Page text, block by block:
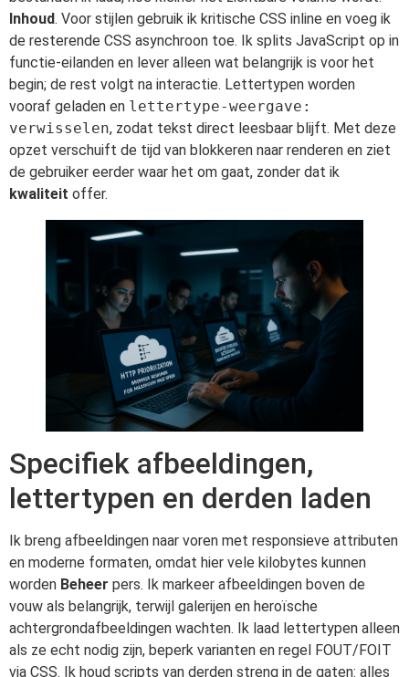
Inhoud. Voor stijlen gebruik ik kritische CSS inline en voeg ik
de resterende CSS asynchroon toe. Ik splits JavaScript op in
functie-eilanden en lever alleen wat belangrijk is voor het
begin; de rest volgt na interactie. Lettertypen worden
vooraf geladen en lettertype-weergave:
verwisselen, zodat tekst direct leesbaar blijft. Met deze
opzet verschuift de tijd van blokkeren naar renderen en ziet
de gebruiker eerder waar het om gaat, zonder dat ik
kwaliteit offer.
Specifiek afbeeldingen,
lettertypen en derden laden
Ik breng afbeeldingen naar voren met responsieve attributen
en moderne formaten, omdat hier vele kilobytes kunnen
worden Beheer pers. Ik markeer afbeeldingen boven de
vouw als belangrijk, terwijl galerijen en heroïsche
achtergrondafbeeldingen wachten. Ik laad lettertypen alleen
als ze echt nodig zijn, beperk varianten en regel FOUT/FOIT
via CSS. Ik houd scripts van derden streng in de gaten: alles